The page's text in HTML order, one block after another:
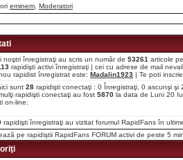
eminem Moderatori
noştri înregistraţi au scris un număr de 53261 articole
rapidişti activi înregistraţi | cei cu adrese de mail
rapidist înregistrat este: Madalin1923 | Te poti
sunt 28 rapidişti conectaţi : 0 Înregistraţi, 0 ascunşi
rapidişti conectaţi au fost 5870 la data de Luni 20
on-line:
rapidişti înregistraţi au vizitat forumul RapidFans în
pe rapidiştii RapidFans FORUM activi de peste 5